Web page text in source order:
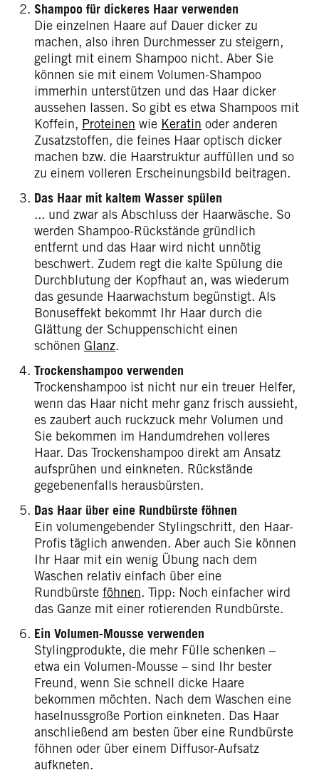
Shampoo für dickeres Haar verwenden
Die einzelnen Haare auf Dauer dicker zu
machen, also ihren Durchmesser zu steigern,
gelingt mit einem Shampoo nicht. Aber Sie
können sie mit einem Volumen-Shampoo
immerhin unterstützen und das Haar dicker
aussehen lassen. So gibt es etwa Shampoos mit
Koffein, Proteinen wie Keratin oder anderen
Zusatzstoffen, die feines Haar optisch dicker
machen bzw. die Haarstruktur auffüllen und so
zu einem volleren Erscheinungsbild beitragen.
Das Haar mit kaltem Wasser spülen
... und zwar als Abschluss der Haarwäsche. So
werden Shampoo-Rückstände gründlich
entfernt und das Haar wird nicht unnötig
beschwert. Zudem regt die kalte Spülung die
Durchblutung der Kopfhaut an, was wiederum
das gesunde Haarwachstum begünstigt. Als
Bonuseffekt bekommt Ihr Haar durch die
Glättung der Schuppenschicht einen
schönen Glanz.
Trockenshampoo verwenden
Trockenshampoo ist nicht nur ein treuer Helfer,
wenn das Haar nicht mehr ganz frisch aussieht,
es zaubert auch ruckzuck mehr Volumen und
Sie bekommen im Handumdrehen volleres
Haar. Das Trockenshampoo direkt am Ansatz
aufsprühen und einkneten. Rückstände
gegebenenfalls herausbürsten.
Das Haar über eine Rundbürste föhnen
Ein volumengebender Stylingschritt, den Haar-
Profis täglich anwenden. Aber auch Sie können
Ihr Haar mit ein wenig Übung nach dem
Waschen relativ einfach über eine
Rundbürste föhnen. Tipp: Noch einfacher wird
das Ganze mit einer rotierenden Rundbürste.
Ein Volumen-Mousse verwenden
Stylingprodukte, die mehr Fülle schenken –
etwa ein Volumen-Mousse – sind Ihr bester
Freund, wenn Sie schnell dicke Haare
bekommen möchten. Nach dem Waschen eine
haselnussgroße Portion einkneten. Das Haar
anschließend am besten über eine Rundbürste
föhnen oder über einem Diffusor-Aufsatz
aufkneten.